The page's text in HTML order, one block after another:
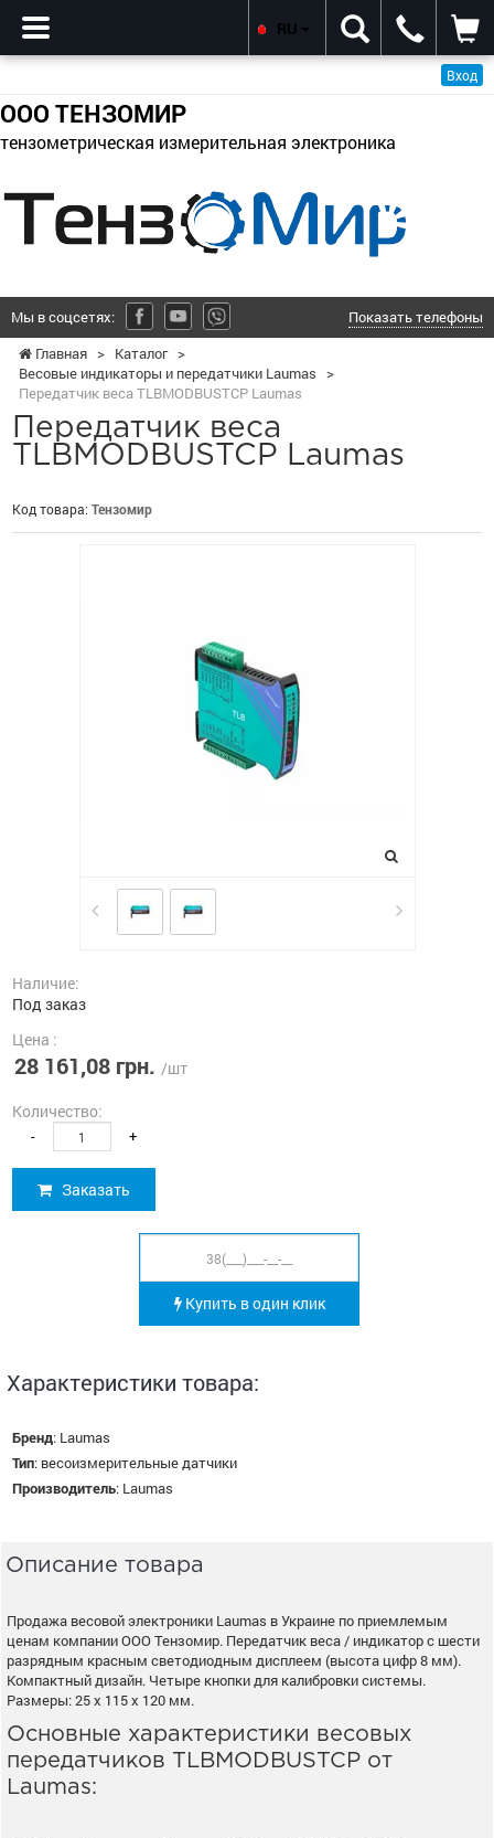
Вход
ООО ТЕНЗОМИР
тензометрическая измерительная электроника
RU
Мы в соцсетях:
Показать телефоны
Главная > Каталог >
Весовые индикаторы и передатчики Laumas
>
Передатчик веса TLBMODBUSTCP Laumas
Передатчик веса
TLBMODBUSTCP Laumas
Код товара: Тензомир
Наличие:
Под заказ
Цена :
28 161,08 грн. /шт
Количество:
- +
Заказать
Купить в один клик
Характеристики товара:
Бренд: Laumas
Тип: весоизмерительные датчики
Производитель: Laumas
Описание товара
Продажа весовой электроники Laumas в Украине по приемлемым
ценам компании ООО Тензомир. Передатчик веса / индикатор с шести
разрядным красным светодиодным дисплеем (высота цифр 8 мм).
Компактный дизайн. Четыре кнопки для калибровки системы.
Размеры: 25 х 115 х 120 мм.
Основные характеристики весовых
передатчиков TLBMODBUSTCP от
Laumas: